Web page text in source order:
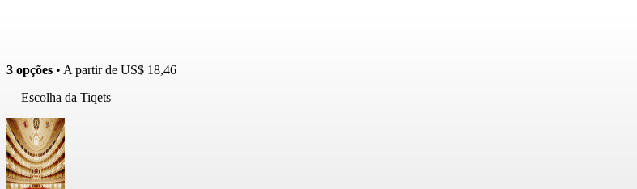
3 opções • A partir de US$ 18,46
Escolha da Tiqets